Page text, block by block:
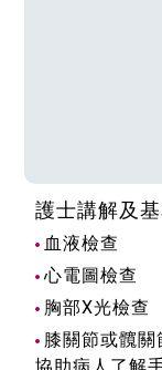
護士講解及
血液檢查
心電圖檢查
胸部X光檢查
膝關節或髖
協助病人了解